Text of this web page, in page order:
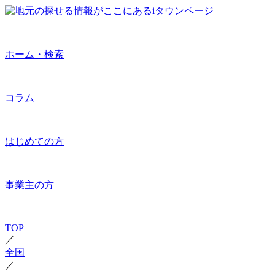
ホーム・検索
コラム
はじめての方
事業主の方
TOP
／
全国
／